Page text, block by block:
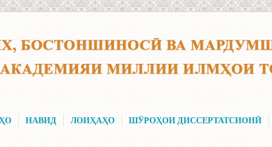
НАВИД ЛОИҲАҲО ШӮРОҲОИ ДИССЕРТАТСИОНӢ